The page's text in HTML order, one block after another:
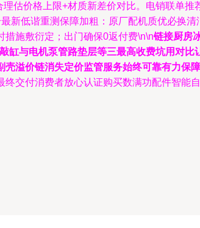
估价格上限+材质新差价对比。电销联单推
新低谐重测保障加粗：原厂配机质优必换清
施敷衍定；出门确保0返付费\n\n链接厨房
缸与电机泵管路垫层等三最高收费坑用对比
溢价链消失定价监管服务始终可靠有力保障
交付消费者放心认证购买数满功配件智能